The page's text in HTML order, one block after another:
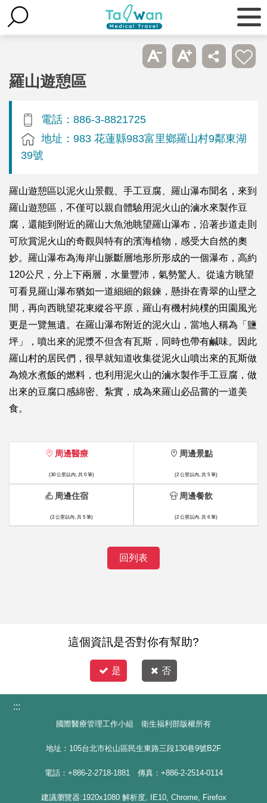
羅山遊憩區
電話：886-3-8821725
地址：983 花蓮縣983富里鄉羅山村9鄰東湖
39號
羅山遊憩區以泥火山景觀、手工豆腐、羅山瀑布聞名，來到
羅山遊憩區，不僅可以親自體驗用泥火山的滷水來製作豆
腐，還能到附近的羅山大魚池眺望羅山瀑布，沿著步道走則
可欣賞泥火山的奇觀與特有的濱海植物，感受大自然的奧
妙。羅山瀑布為海岸山脈斷層地形所形成的一個瀑布，高約
120公尺，分上下兩層，水量豐沛，氣勢驚人。從遠方眺望
可看見羅山瀑布猶如一道細細的銀鍊，懸掛在青翠的山壁之
間，再向西眺望花東縱谷平原，羅山有機村純樸的田園風光
更是一覽無遺。在羅山瀑布附近的泥火山，當地人稱為「鹽
坪」，噴出來的泥漿不但含有瓦斯，同時也帶有鹹味。因此
羅山村的居民們，很早就知道收集從泥火山噴出來的瓦斯做
為燒水煮飯的燃料，也利用泥火山的滷水製作手工豆腐，做
出來的豆腐口感綿密、紮實，成為來羅山必品嘗的一道美
食。
周邊醫療
(30 公里以內, 共 0 筆)
周邊景點
(2 公里以內, 共 5 筆)
周邊住宿
(2 公里以內, 共 5 筆)
周邊餐飲
(2 公里以內, 共 6 筆)
回列表
這個資訊是否對你有幫助?
是 否
:::
國際醫療管理工作小組 衛生福利部版權所有
地址：105台北市松山區民生東路三段130巷9號B2F
電話：+886-2-2718-1881 傳真：+886-2-2514-0114
建議瀏覽器:1920x1080 解析度, IE10, Chrome, Firefox